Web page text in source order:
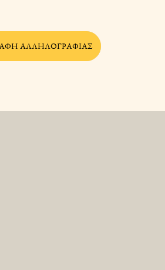
ἈΛΛΗΛΟΓΡΑΦΊΑΣ